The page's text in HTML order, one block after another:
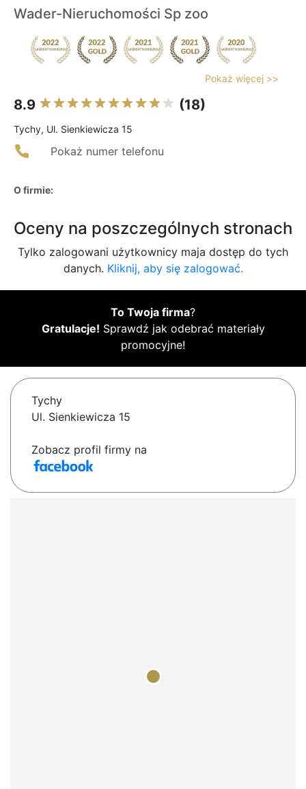
Wader-Nieruchomości Sp zoo
Pokaż więcej >>
8.9 (18)
Tychy, Ul. Sienkiewicza 15
Pokaż numer telefonu
O firmie:
Oceny na poszczególnych stronach
Tylko zalogowani użytkownicy maja dostęp do tych
danych. Kliknij, aby się zalogować.
To Twoja firma?
Gratulacje! Sprawdź jak odebrać materiały
promocyjne!
Tychy
Ul. Sienkiewicza 15
Zobacz profil firmy na